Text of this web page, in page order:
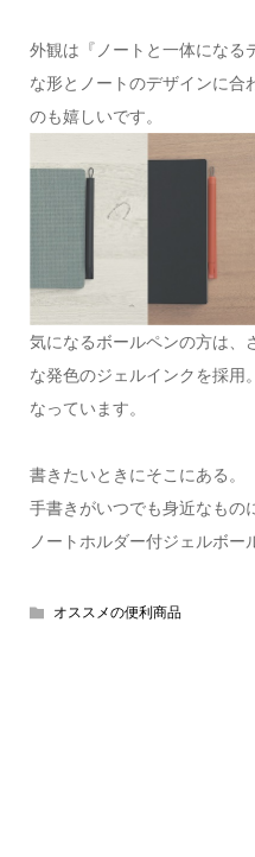
外観は『ノートと一体になる
な形とノートのデザインに合
のも嬉しいです。
気になるボールペンの方は、
な発色のジェルインクを採用
なっています。
書きたいときにそこにある。
手書きがいつでも身近なもの
ノートホルダー付ジェルボー
オススメの便利商品